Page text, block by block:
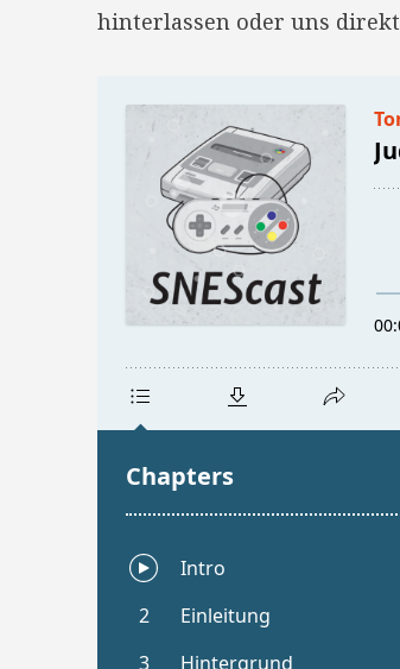
hinterlassen oder uns direkt